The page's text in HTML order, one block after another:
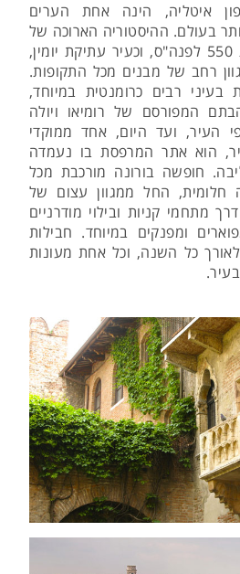
איטליה, הינה אחת הערים
בעולם. ההיסטוריה הארוכה של
העיר מגיעה עד לשנת 550 לפנה"ס, וכעיר עתיקת יומין,
רחב של מבנים מכל התקופות.
רבים כרומנטית במיוחד,
המפורסם של רומיאו ויולה
העיר, ועד היום, אחד ממוקדי
הוא אתר המרפסת בו נעמדה
חופשה בורונה מורכבת מכל
החל ממגוון עצום של
מתחמי קניות ובילוי מודרניים
ומפנקים במיוחד. חבילות
כל השנה, וכל אחת מעונות